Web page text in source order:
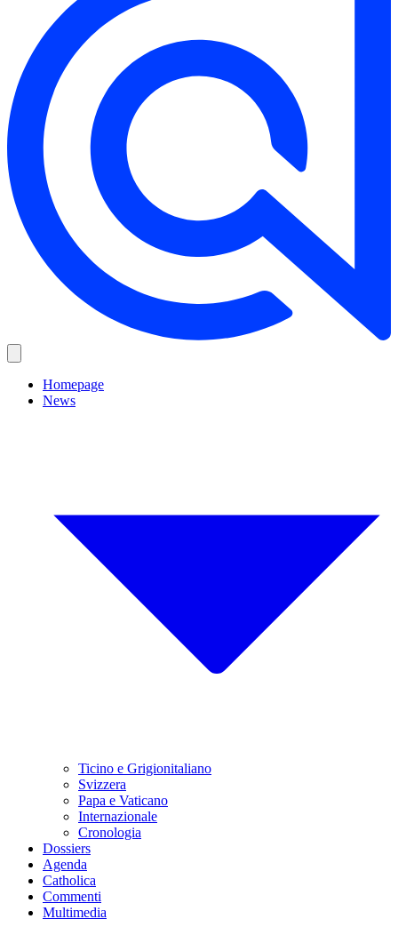
Homepage
News
Ticino e Grigionitaliano
Svizzera
Papa e Vaticano
Internazionale
Cronologia
Dossiers
Agenda
Catholica
Commenti
Multimedia